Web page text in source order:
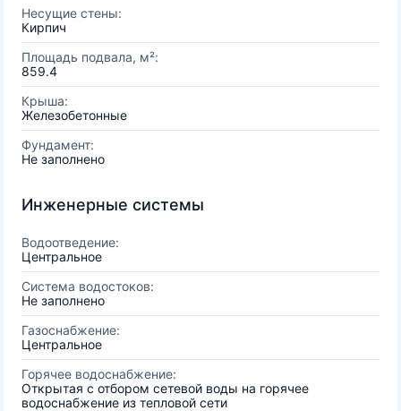
Несущие стены:
Кирпич
Площадь подвала, м²:
859.4
Крыша:
Железобетонные
Фундамент:
Не заполнено
Инженерные системы
Водоотведение:
Центральное
Система водостоков:
Не заполнено
Газоснабжение:
Центральное
Горячее водоснабжение:
Открытая с отбором сетевой воды на горячее
водоснабжение из тепловой сети